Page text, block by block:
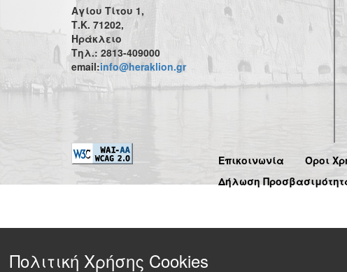
Αγίου Τίτου 1,
Τ.Κ. 71202,
Ηράκλειο
Τηλ.: 2813-409000
email:info@heraklion.gr
Επικοινωνία
Όροι
Δήλωση
Πολιτική Χρήσης Cookies